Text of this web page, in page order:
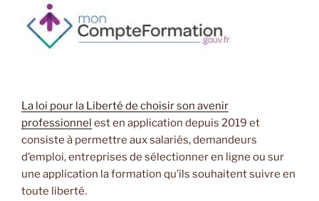
La loi pour la Liberté de choisir son avenir
professionnel est en application depuis 2019 et
consiste à permettre aux salariés, demandeurs
d’emploi, entreprises de sélectionner en ligne ou sur
une application la formation qu’ils souhaitent suivre en
toute liberté.